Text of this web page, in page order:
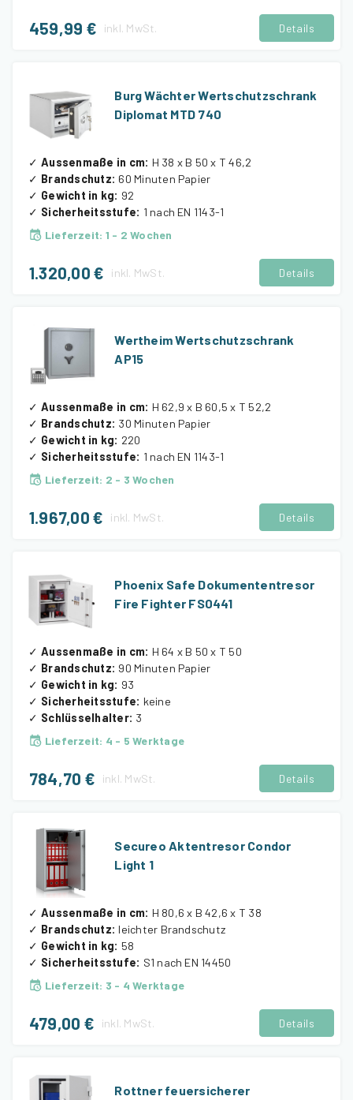
459,99 € inkl. MwSt. Details
Burg Wächter Wertschutzschrank
Diplomat MTD 740
✓ Aussenmaße in cm: H 38 x B 50 x T 46,2
✓ Brandschutz: 60 Minuten Papier
✓ Gewicht in kg: 92
✓ Sicherheitsstufe: 1 nach EN 1143-1
Lieferzeit: 1 - 2 Wochen
1.320,00 € inkl. MwSt. Details
Wertheim Wertschutzschrank
AP15
✓ Aussenmaße in cm: H 62,9 x B 60,5 x T 52,2
✓ Brandschutz: 30 Minuten Papier
✓ Gewicht in kg: 220
✓ Sicherheitsstufe: 1 nach EN 1143-1
Lieferzeit: 2 - 3 Wochen
1.967,00 € inkl. MwSt. Details
Phoenix Safe Dokumententresor
Fire Fighter FS0441
✓ Aussenmaße in cm: H 64 x B 50 x T 50
✓ Brandschutz: 90 Minuten Papier
✓ Gewicht in kg: 93
✓ Sicherheitsstufe: keine
✓ Schlüsselhalter: 3
Lieferzeit: 4 - 5 Werktage
784,70 € inkl. MwSt. Details
Secureo Aktentresor Condor
Light 1
✓ Aussenmaße in cm: H 80,6 x B 42,6 x T 38
✓ Brandschutz: leichter Brandschutz
✓ Gewicht in kg: 58
✓ Sicherheitsstufe: S1 nach EN 14450
Lieferzeit: 3 - 4 Werktage
479,00 € inkl. MwSt. Details
Rottner feuersicherer